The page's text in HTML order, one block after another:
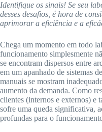
Identifique os sinais! Se seu
desses desafios, é hora de
aprimorar a eficiência e a
Chega um momento em todo
funcionamento simplesmente
se encontram dispersos entre
em um apanhado de sistemas
manuais se mostram
aumento da demanda. Como
clientes (internos e externos) e
sofre uma queda significativa,
profundas para o